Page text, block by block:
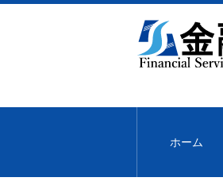
文
移
ホーム